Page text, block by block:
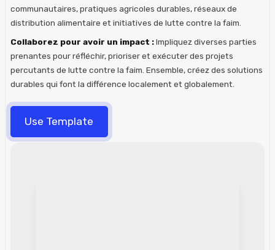
communautaires, pratiques agricoles durables, réseaux de
distribution alimentaire et initiatives de lutte contre la faim.
Collaborez pour avoir un impact :Impliquez diverses parties
prenantes pour réfléchir, prioriser et exécuter des projets
percutants de lutte contre la faim. Ensemble, créez des solutions
durables qui font la différence localement et globalement.
Use Template